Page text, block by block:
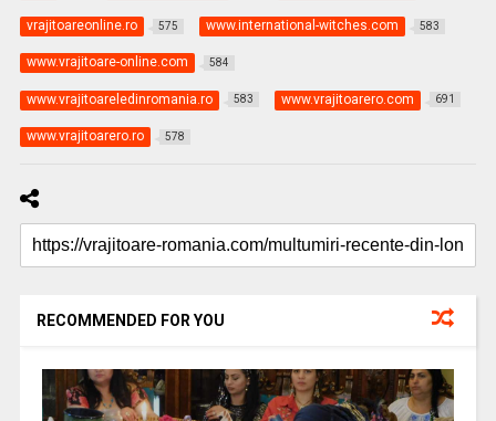
vrajitoareonline.ro 575 www.international-witches.com 583
www.vrajitoare-online.com 584
www.vrajitoareledinromania.ro 583 www.vrajitoarero.com 691
www.vrajitoarero.ro 578
RECOMMENDED FOR YOU